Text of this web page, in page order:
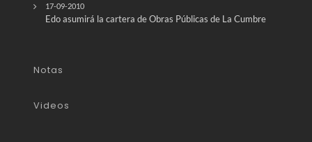
17-09-2010
Edo asumirá la cartera de Obras Públicas de La Cumbre
Notas
Videos